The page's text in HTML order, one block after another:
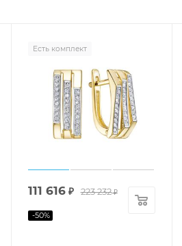
Есть комплект
111 616₽ 223 232₽
-50%